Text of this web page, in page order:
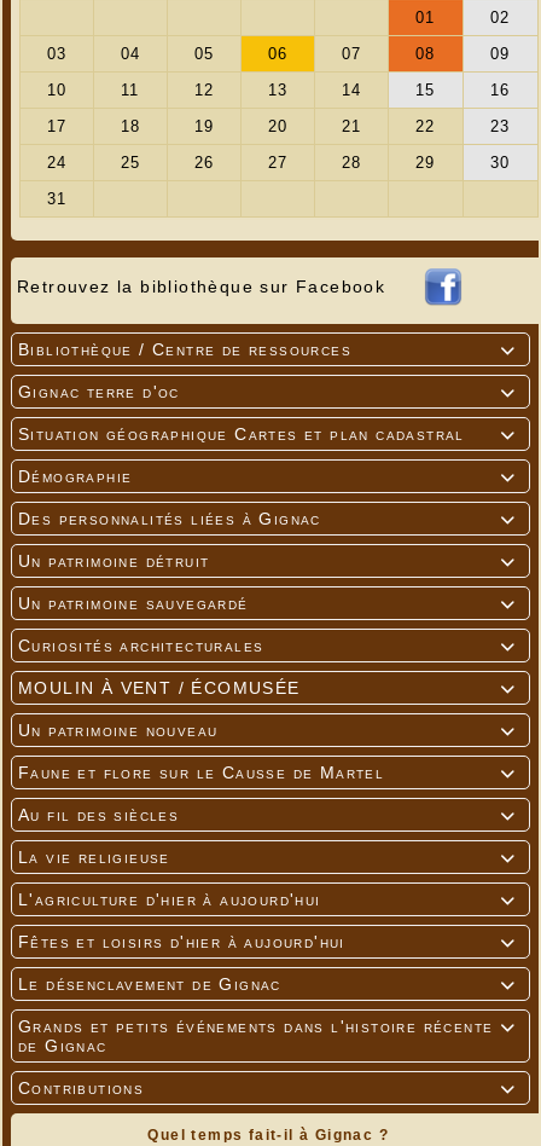
Retrouvez la bibliothèque sur Facebook

Bibliothèque / Centre de ressources

Gignac terre d'oc

Situation géographique Cartes et plan cadastral

Démographie

Des personnalités liées à Gignac

Un patrimoine détruit

Un patrimoine sauvegardé

Curiosités architecturales

MOULIN À VENT / ÉCOMUSÉE

Un patrimoine nouveau

Faune et flore sur le Causse de Martel

Au fil des siècles

La vie religieuse

L'agriculture d'hier à aujourd'hui

Fêtes et loisirs d'hier à aujourd'hui

Le désenclavement de Gignac

Grands et petits événements dans l'histoire récente
de Gignac

Contributions
Quel temps fait-il à Gignac ?